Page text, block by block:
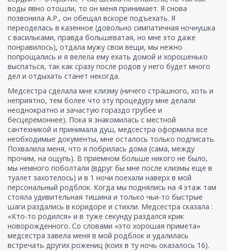
воды явно отошли, то он меня принимает. Я снова
позвонила А.Р., он обещал вскоре подъехать. Я
переоделась в казенное (довольно симпатичная ночнушка
с васильками, правда большеватая, но мне это даже
понравилось), отдала мужу свои вещи, мы нежно
попрощались и я велела ему ехать домой и хорошенько
выспаться, так как сразу после родов у него будет много
дел и отдыхать станет некогда.
Медсестра сделала мне клизму (ничего страшного, хоть и
неприятно, тем более что эту процедуру мне делали
неоднократно и зачастую гораздо грубее и
бесцеремоннее). Пока я знакомилась с местной
сантехникой и принимала душ, медсестра оформила все
необходимые документы, мне осталось только подписать.
Похвалила меня, что я побрилась дома (сама, между
прочим, на ощупь). В приемном больше никого не было,
мы немного поболтали (вдруг бы мне после клизмы еще в
туалет захотелось) и в 1 ночи поехали наверх в мой
персональный родблок. Когда мы поднялись на 4 этаж там
стояла удивительная тишина и только чьи-то быстрые
шаги раздались в коридоре и стихли. Медсестра сказала :
«Кто-то родился» и в туже секунду раздался крик
новорожденного. Со словами «это хорошая примета»
медсестра завела меня в мой родблок и удалилась
встречать других рожениц (коих в ту ночь оказалось 16).